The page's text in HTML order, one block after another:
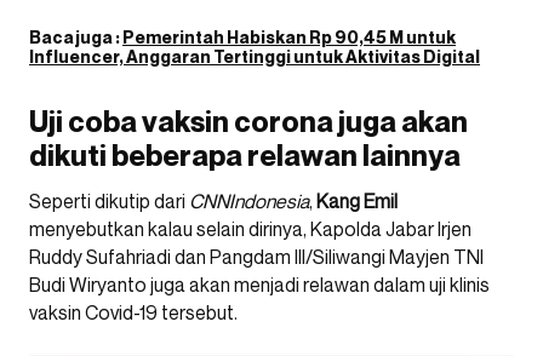
Baca juga :Pemerintah Habiskan Rp 90,45 M untuk
Influencer, Anggaran Tertinggi untuk Aktivitas Digital
Uji coba vaksin corona juga akan
dikuti beberapa relawan lainnya
Seperti dikutip dari CNNIndonesia, Kang Emil
menyebutkan kalau selain dirinya, Kapolda Jabar Irjen
Ruddy Sufahriadi dan Pangdam III/Siliwangi Mayjen TNI
Budi Wiryanto juga akan menjadi relawan dalam uji klinis
vaksin Covid-19 tersebut.